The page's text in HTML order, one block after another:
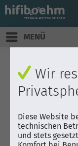
MENÜ
Wir
Diese Website
technischen
und stets